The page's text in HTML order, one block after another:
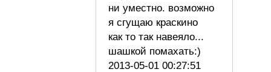
ни уместно. возможно
я сгущаю краскино
как то так навеяло...
шашкой помахать:)
2013-05-01 00:27:51